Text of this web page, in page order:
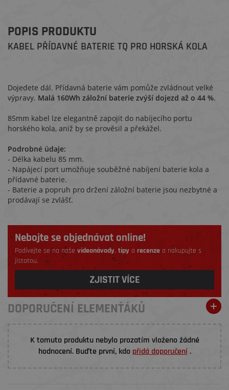
POPIS PRODUKTU
KABEL PŘÍDAVNÉ BATERIE TQ PRO HORSKÁ KOLA
Dojedete dál. Přídavná baterie vám pomůže zvládnout velké
výpravy. Malá 160Wh záložní baterie zvýší dojezd až o 44 %.
85mm kabel lze elegantně zapojit do nabíjecího portu
horského kola, aniž by se prověsil a překážel.
Podrobné údaje:
- Délka kabelu 85 mm.
- Napájecí port umožňuje souběžné nabíjení baterie kola a
přídavné baterie.
- Baterie a popruh pro držení záložní baterie jsou nezbytné a
prodávají se zvlášť.
Nebojte se objednávat online!
Podívejte se na naše videonávody,tipy a recenzea nakupujte s
jistotou.
ZJISTIT VÍCE
DOPORUČENÍ ELEMENŤÁKŮ
K tomuto produktu nebylo prozatím vloženo žádné
hodnocení. Buďte první, kdo přidá doporučení.